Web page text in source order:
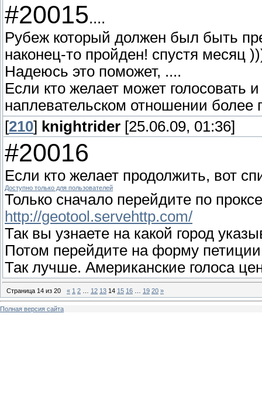
#20015....
Рубеж который должен был быть
наконец-то пройден! спустя месяц
Надеюсь это поможет, ....
Если кто желает может голосовать
наплевательском отношении
[210] knightrider [25.06.09, 01:36]
#20016
Если кто желает продолжить, вот
Доступно только для пользователей
Только сначало перейдите по
http://geotool.servehttp.com/
Так вы узнаете на какой город
Потом перейдите на форму
Так лучше. Американские голоса
Страница 14 из 20 « 1 2 12 13 14 15 16 19 20 »
Полная версия сайта